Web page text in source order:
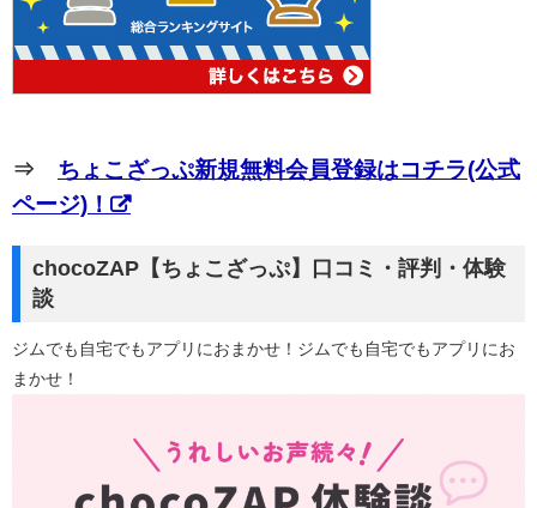
⇒ ちょこざっぷ新規無料会員登録はコチラ(公式
ページ)！
chocoZAP【ちょこざっぷ】口コミ・評判・体験
談
ジムでも自宅でもアプリにおまかせ！ジムでも自宅でもアプリにお
まかせ！